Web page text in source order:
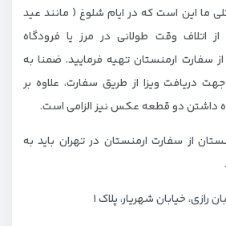
ما این است که در ایام شلوغ ( مانند عید
اتلاف وقت طولانی در مرز یا فرودگاه
سفارت ارمنستان تهیه فرمایید. ضمنا به
دریافت ویزا از طریق سفارت، علاوه بر
داشتن دو قطعه عکس نیز الزامی است.
از سفارت ارمنستان در تهران باید به
رازی، خیابان شهریار، پلاک ۱